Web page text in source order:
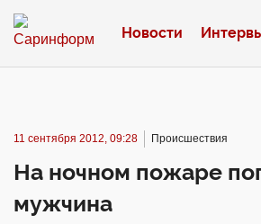
Новости
11 сентября 2012, 09:28 Происшествия
На ночном пожаре
мужчина